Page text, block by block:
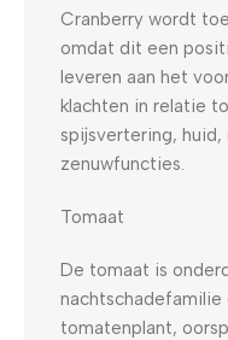
Cranberry wordt
omdat dit een
leveren aan het
klachten in relatie
spijsvertering,
zenuwfuncties.
Tomaat
De tomaat is
nachtschadefamilie
tomatenplant,